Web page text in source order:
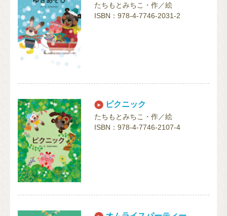
たちもとみちこ・作／絵
ISBN：978-4-7746-2031-2
ピクニック
たちもとみちこ・作／絵
ISBN：978-4-7746-2107-4